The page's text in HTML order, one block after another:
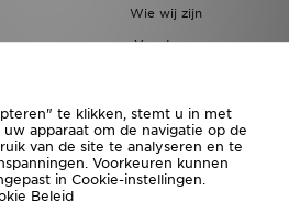
Wie wij zijn
Vacatures
te klikken, stemt u in met
apparaat om de navigatie op de
van de site te analyseren en te
Voorkeuren kunnen
in Cookie-instellingen.
Beleid